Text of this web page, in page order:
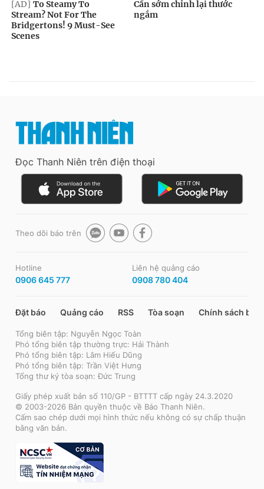
Đọc Thanh Niên trên điện thoại
Theo dõi báo trên
Hotline
0906 645 777
Liên hệ quảng cáo
0908 780 404
Đặt báo Quảng cáo RSS Tòa soạn Chính sách bảo
Tổng biên tập: Nguyễn Ngọc Toàn
Phó tổng biên tập thường trực: Hải Thành
Phó tổng biên tập: Lâm Hiếu Dũng
Phó tổng biên tập: Trần Việt Hưng
Tổng thư ký tòa soạn: Đức Trung
Giấy phép xuất bản số 110/GP - BTTTT cấp ngày 24.3.2020
© 2003-2026 Bản quyền thuộc về Báo Thanh Niên.
Cấm sao chép dưới mọi hình thức nếu không có sự chấp thuận
bằng văn bản.